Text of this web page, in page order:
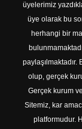
üyelerimiz
üye olarak bu
herhangi bir
olup, gerçek
Gerçek kurum
Sitemiz, kar
platformudur.